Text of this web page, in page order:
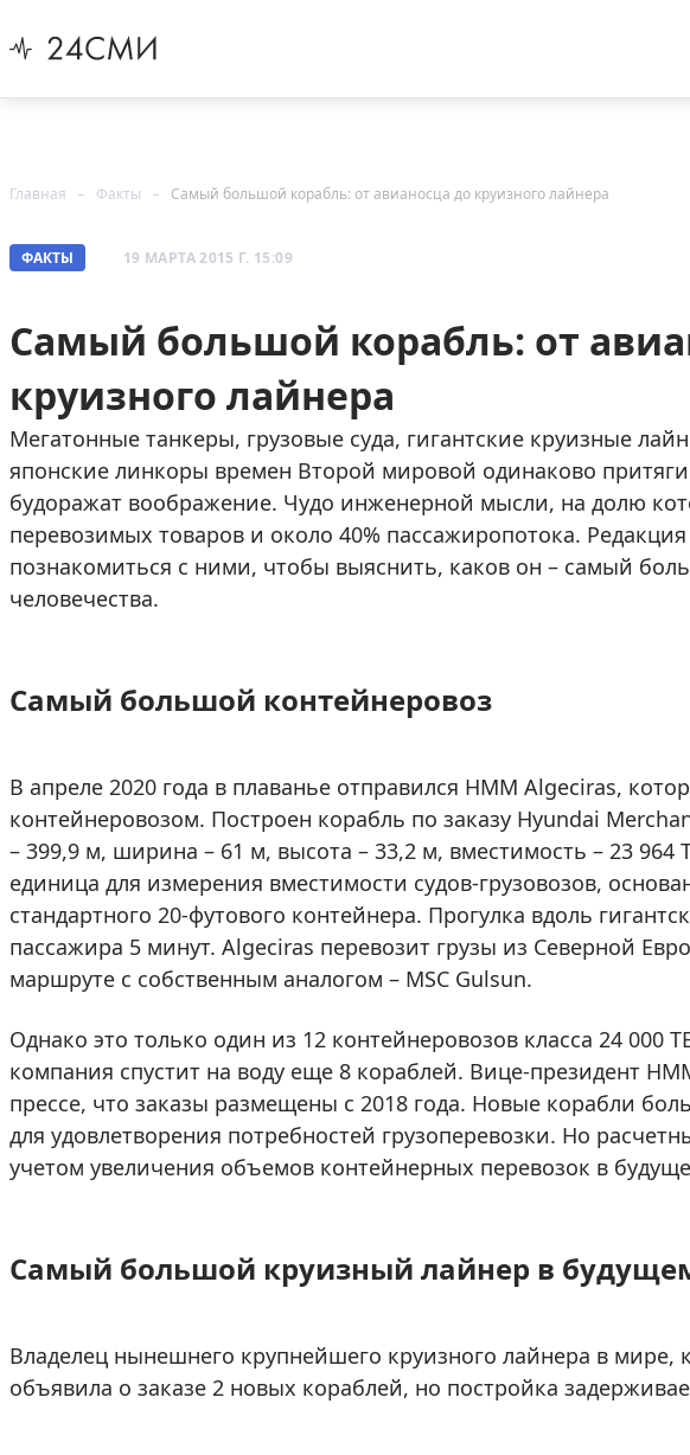
Главная Факты Самый большой корабль: от авианосца до круизного лайнера
ФАКТЫ 19 МАРТА 2015 Г. 15:09
Самый большой корабль: от
круизного лайнера
Мегатонные танкеры, грузовые суда, гигантские круизные
японские линкоры времен Второй мировой одинаково
будоражат воображение. Чудо инженерной мысли, на долю
перевозимых товаров и около 40% пассажиропотока. Редакция
познакомиться с ними, чтобы выяснить, каков он – самый
человечества.
Самый большой контейнеровоз
В апреле 2020 года в плаванье отправился HMM Algeciras,
контейнеровозом. Построен корабль по заказу Hyundai
– 399,9 м, ширина – 61 м, высота – 33,2 м, вместимость – 23 964
единица для измерения вместимости судов-грузовозов,
стандартного 20-футового контейнера. Прогулка вдоль
пассажира 5 минут. Algeciras перевозит грузы из Северной
маршруте с собственным аналогом – MSC Gulsun.
Однако это только один из 12 контейнеровозов класса 24 000
компания спустит на воду еще 8 кораблей. Вице-президент
прессе, что заказы размещены с 2018 года. Новые корабли
для удовлетворения потребностей грузоперевозки. Но
учетом увеличения объемов контейнерных перевозок в
Самый большой круизный лайнер в
Владелец нынешнего крупнейшего круизного лайнера в мире,
объявила о заказе 2 новых кораблей, но постройка